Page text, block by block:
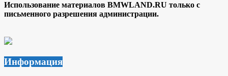
Использование материалов BMWLAND.RU только с
письменного разрешения администрации.
Информация